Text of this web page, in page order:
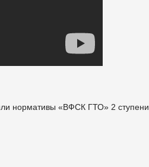
нормативы «ВФСК ГТО» 2 ступени.